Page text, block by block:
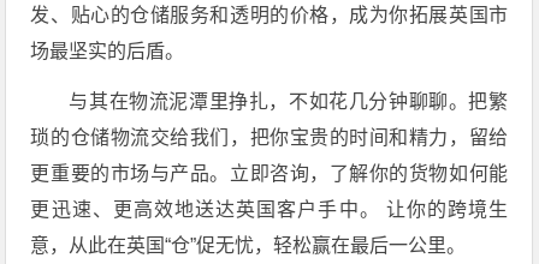
发、贴心的仓储服务和透明的价格，成为你拓展英国市
场最坚实的后盾。
与其在物流泥潭里挣扎，不如花几分钟聊聊。把繁
琐的仓储物流交给我们，把你宝贵的时间和精力，留给
更重要的市场与产品。立即咨询，了解你的货物如何能
更迅速、更高效地送达英国客户手中。 让你的跨境生
意，从此在英国“仓”促无忧，轻松赢在最后一公里。